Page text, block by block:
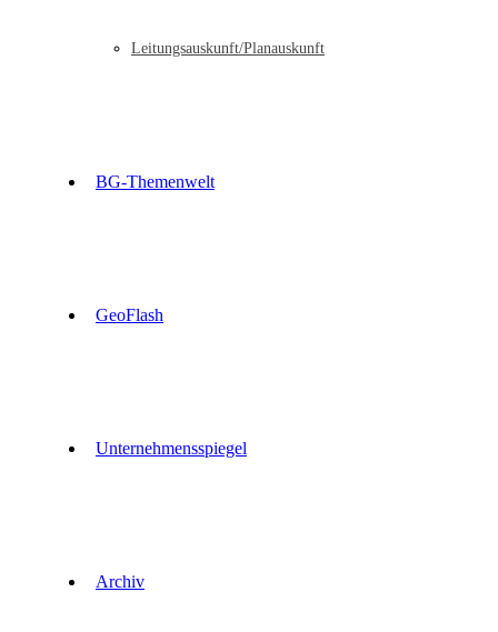
Leitungsauskunft/Planauskunft
BG-Themenwelt
GeoFlash
Unternehmensspiegel
Archiv